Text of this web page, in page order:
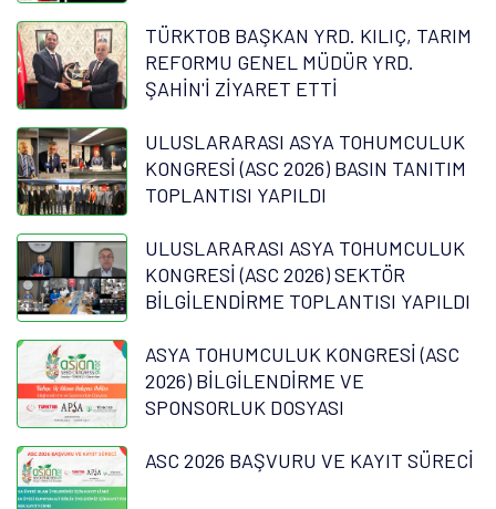
TÜRKTOB BAŞKAN YRD. KILIÇ, TARIM
REFORMU GENEL MÜDÜR YRD.
ŞAHİN'İ ZİYARET ETTİ
ULUSLARARASI ASYA TOHUMCULUK
KONGRESİ (ASC 2026) BASIN TANITIM
TOPLANTISI YAPILDI
ULUSLARARASI ASYA TOHUMCULUK
KONGRESİ (ASC 2026) SEKTÖR
BİLGİLENDİRME TOPLANTISI YAPILDI
ASYA TOHUMCULUK KONGRESİ (ASC
2026) BİLGİLENDİRME VE
SPONSORLUK DOSYASI
ASC 2026 BAŞVURU VE KAYIT SÜRECİ